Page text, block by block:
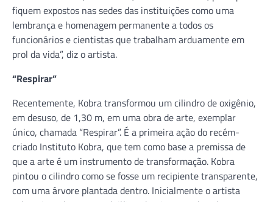
fiquem expostos nas sedes das instituições como uma
lembrança e homenagem permanente a todos os
funcionários e cientistas que trabalham arduamente em
prol da vida”, diz o artista.
“Respirar”
Recentemente, Kobra transformou um cilindro de oxigênio,
em desuso, de 1,30 m, em uma obra de arte, exemplar
único, chamada “Respirar”. É a primeira ação do recém-
criado Instituto Kobra, que tem como base a premissa de
que a arte é um instrumento de transformação. Kobra
pintou o cilindro como se fosse um recipiente transparente,
com uma árvore plantada dentro. Inicialmente o artista